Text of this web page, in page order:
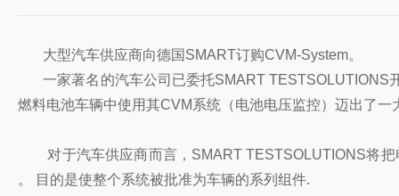
大型汽车供应商向德国SMART订购CVM-System。
一家著名的汽车公司已委托SMART TESTSOLUTIONS
燃料电池车辆中使用其CVM系统（电池电压监控）迈出了一
对于汽车供应商而言，SMART TESTSOLUTIONS将把
。
目的是使整个系统被批准为车辆的系列组件.